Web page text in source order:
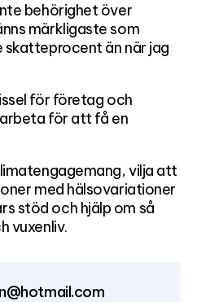
behörighet över
märkligaste som
skatteprocent än när jag
för företag och
för att få en
vilja att
med hälsovariationer
stöd och hjälp om så
vuxenliv.